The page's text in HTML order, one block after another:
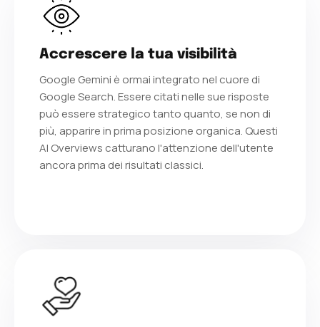
Accrescere la tua visibilità
Google Gemini è ormai integrato nel cuore di
Google Search. Essere citati nelle sue risposte
può essere strategico tanto quanto, se non di
più, apparire in prima posizione organica. Questi
AI Overviews catturano l'attenzione dell'utente
ancora prima dei risultati classici.